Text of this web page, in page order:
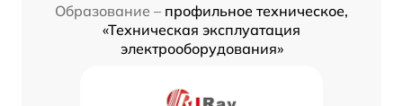
Образование – профильное техническое,
«Техническая эксплуатация
электрооборудования»